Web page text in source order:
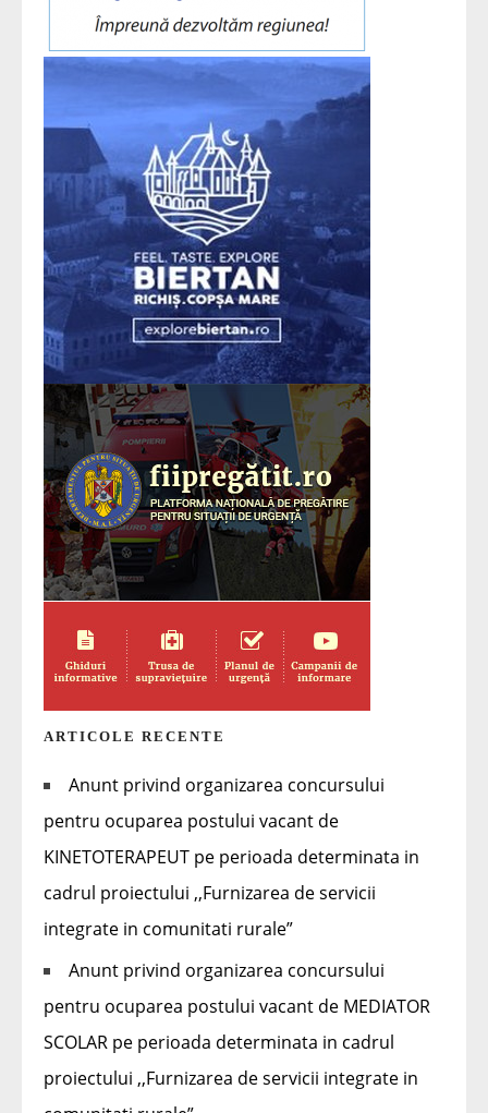
ARTICOLE RECENTE
Anunt privind organizarea concursului
pentru ocuparea postului vacant de
KINETOTERAPEUT pe perioada determinata in
cadrul proiectului ,,Furnizarea de servicii
integrate in comunitati rurale”
Anunt privind organizarea concursului
pentru ocuparea postului vacant de MEDIATOR
SCOLAR pe perioada determinata in cadrul
proiectului ,,Furnizarea de servicii integrate in